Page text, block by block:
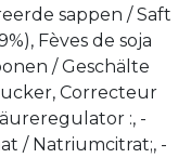
sappen / Saft
Fèves de soja
/ Geschälte
Correcteur
:, -
/ Natriumcitrat;, -